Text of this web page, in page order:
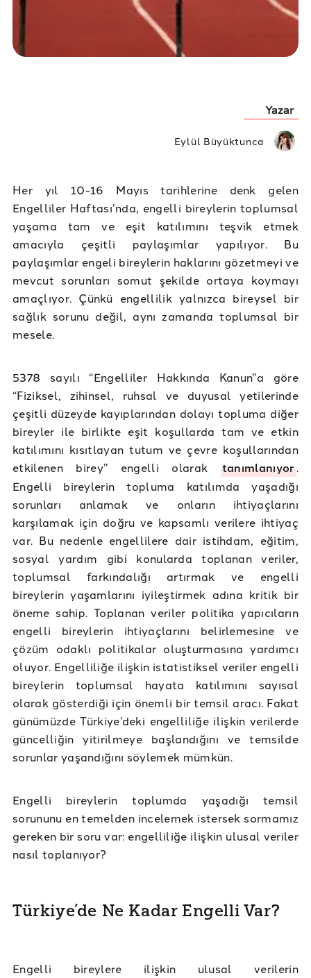
Yazar
Eylül Büyüktunca
Her yıl 10-16 Mayıs tarihlerine denk gelen
Engelliler Haftası’nda, engelli bireylerin toplumsal
yaşama tam ve eşit katılımını teşvik etmek
amacıyla çeşitli paylaşımlar yapılıyor. Bu
paylaşımlar engeli bireylerin haklarını gözetmeyi ve
mevcut sorunları somut şekilde ortaya koymayı
amaçlıyor. Çünkü engellilik yalnızca bireysel bir
sağlık sorunu değil, aynı zamanda toplumsal bir
mesele.
5378 sayılı “Engelliler Hakkında Kanun”a göre
“Fiziksel, zihinsel, ruhsal ve duyusal yetilerinde
çeşitli düzeyde kayıplarından dolayı topluma diğer
bireyler ile birlikte eşit koşullarda tam ve etkin
katılımını kısıtlayan tutum ve çevre koşullarından
etkilenen birey” engelli olarak tanımlanıyor.
Engelli bireylerin topluma katılımda yaşadığı
sorunları anlamak ve onların ihtiyaçlarını
karşılamak için doğru ve kapsamlı verilere ihtiyaç
var. Bu nedenle engellilere dair istihdam, eğitim,
sosyal yardım gibi konularda toplanan veriler,
toplumsal farkındalığı artırmak ve engelli
bireylerin yaşamlarını iyileştirmek adına kritik bir
öneme sahip. Toplanan veriler politika yapıcıların
engelli bireylerin ihtiyaçlarını belirlemesine ve
çözüm odaklı politikalar oluşturmasına yardımcı
oluyor. Engelliliğe ilişkin istatistiksel veriler engelli
bireylerin toplumsal hayata katılımını sayısal
olarak gösterdiği için önemli bir temsil aracı. Fakat
günümüzde Türkiye’deki engelliliğe ilişkin verilerde
güncelliğin yitirilmeye başlandığını ve temsilde
sorunlar yaşandığını söylemek mümkün.
Engelli bireylerin toplumda yaşadığı temsil
sorununu en temelden incelemek istersek sormamız
gereken bir soru var: engelliliğe ilişkin ulusal veriler
nasıl toplanıyor?
Türkiye’de Ne Kadar Engelli Var?
Engelli bireylere ilişkin ulusal verilerin